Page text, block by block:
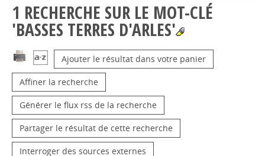
1 RECHERCHE SUR LE MOT-CLÉ
'BASSES TERRES D'ARLES'
Ajouter le résultat dans votre panier
Affiner la recherche
Générer le flux rss de la recherche
Partager le résultat de cette recherche
Interroger des sources externes